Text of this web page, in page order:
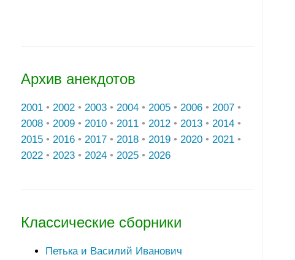
Архив анекдотов
2001 • 2002 • 2003 • 2004 • 2005 • 2006 • 2007 •
2008 • 2009 • 2010 • 2011 • 2012 • 2013 • 2014 •
2015 • 2016 • 2017 • 2018 • 2019 • 2020 • 2021 •
2022 • 2023 • 2024 • 2025 • 2026
Классические сборники
Петька и Василий Иванович